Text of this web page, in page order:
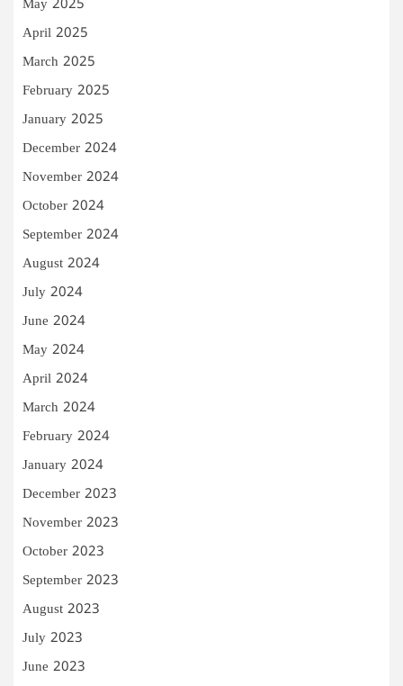
May 2025
April 2025
March 2025
February 2025
January 2025
December 2024
November 2024
October 2024
September 2024
August 2024
July 2024
June 2024
May 2024
April 2024
March 2024
February 2024
January 2024
December 2023
November 2023
October 2023
September 2023
August 2023
July 2023
June 2023